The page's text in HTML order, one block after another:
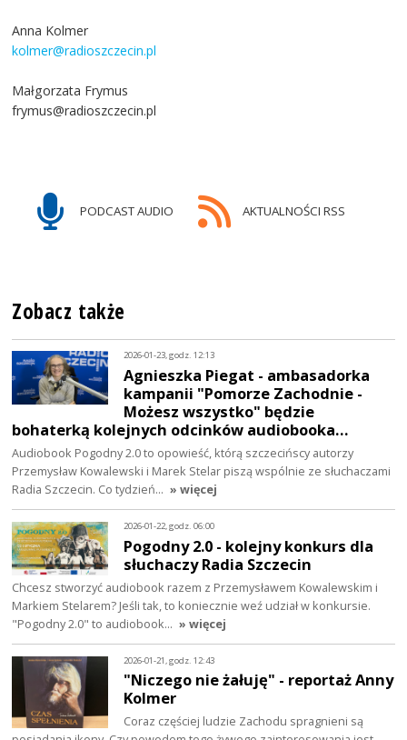
Anna Kolmer
kolmer@radioszczecin.pl
Małgorzata Frymus
frymus@radioszczecin.pl
PODCAST AUDIO AKTUALNOŚCI RSS
Zobacz także
2026-01-23, godz. 12:13
Agnieszka Piegat - ambasadorka
kampanii "Pomorze Zachodnie -
Możesz wszystko" będzie
bohaterką kolejnych odcinków audiobooka…
Audiobook Pogodny 2.0 to opowieść, którą szczecińscy autorzy
Przemysław Kowalewski i Marek Stelar piszą wspólnie ze słuchaczami
Radia Szczecin. Co tydzień… » więcej
2026-01-22, godz. 06:00
Pogodny 2.0 - kolejny konkurs dla
słuchaczy Radia Szczecin
Chcesz stworzyć audiobook razem z Przemysławem Kowalewskim i
Markiem Stelarem? Jeśli tak, to koniecznie weź udział w konkursie.
"Pogodny 2.0" to audiobook… » więcej
2026-01-21, godz. 12:43
"Niczego nie żałuję" - reportaż Anny
Kolmer
Coraz częściej ludzie Zachodu spragnieni są